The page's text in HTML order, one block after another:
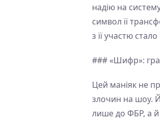
надію на
символ її
з її участю
### «Шифр»: гра
Цей маніяк не
злочин на шоу.
лише до ФБР, а й